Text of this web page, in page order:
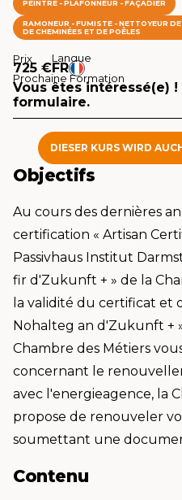
PEINTRE - PLAFONNEUR - FAÇADIER
RAMONEUR - FUMISTE - NETTOYEUR
DE CHEMINÉES ET DE POÊLES
Prix
725 €
Langue
FR
Prochaine Formation
Vous êtes intéressé(e) !
formulaire.
DIESER KURS WIRD
Objectifs
Au cours des dernières
certification « Artisan
Passivhaus Institut
fir d'Zukunft + » de la
la validité du certificat et
Nohalteg an d'Zukunft +
Chambre des Métiers
concernant le
avec l'energieagence, la
propose de renouveler
soumettant une
Contenu